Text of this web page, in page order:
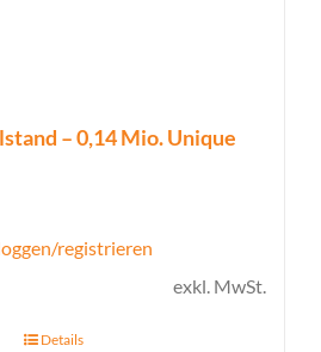
– 0,14 Mio. Unique
registrieren
exkl. MwSt.
Details